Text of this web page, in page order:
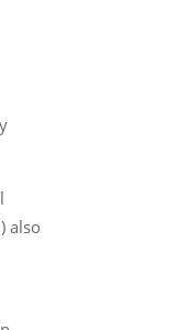
also